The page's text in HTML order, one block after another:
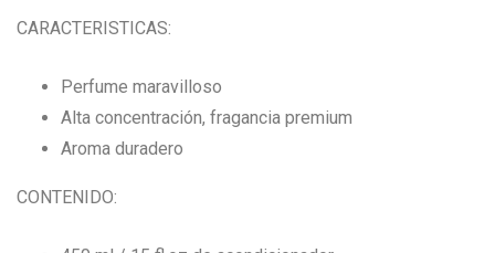
CARACTERISTICAS:
Perfume maravilloso
Alta concentración, fragancia premium
Aroma duradero
CONTENIDO: